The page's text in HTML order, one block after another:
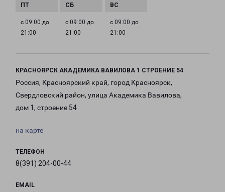
с 09:00 до
21:00
с 09:00 до
21:00
с 09:00 до
21:00
КРАСНОЯРСК АКАДЕМИКА ВАВИЛОВА 1 СТРОЕНИЕ 54
Россия, Красноярский край, город Красноярск,
Свердловский район, улица Академика Вавилова,
дом 1, строение 54
на карте
ТЕЛЕФОН
8(391) 204-00-44
EMAIL